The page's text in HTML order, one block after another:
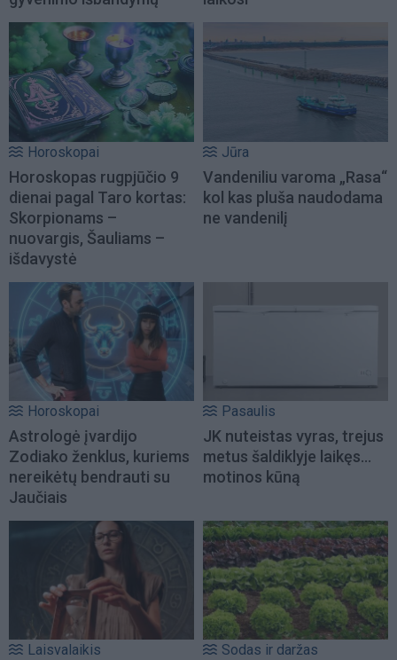
Horoskopai
Horoskopas rugpjūčio 9
dienai pagal Taro kortas:
Skorpionams –
nuovargis, Šauliams –
išdavystė
Jūra
Vandeniliu varoma „Rasa“
kol kas pluša naudodama
ne vandenilį
Horoskopai
Astrologė įvardijo
Zodiako ženklus, kuriems
nereikėtų bendrauti su
Jaučiais
Pasaulis
JK nuteistas vyras, trejus
metus šaldiklyje laikęs...
motinos kūną
Laisvalaikis Sodas ir daržas